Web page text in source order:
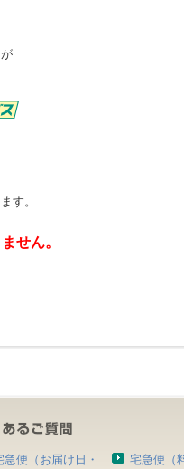
す。
せん。
急便（お届け日・ 宅急便（